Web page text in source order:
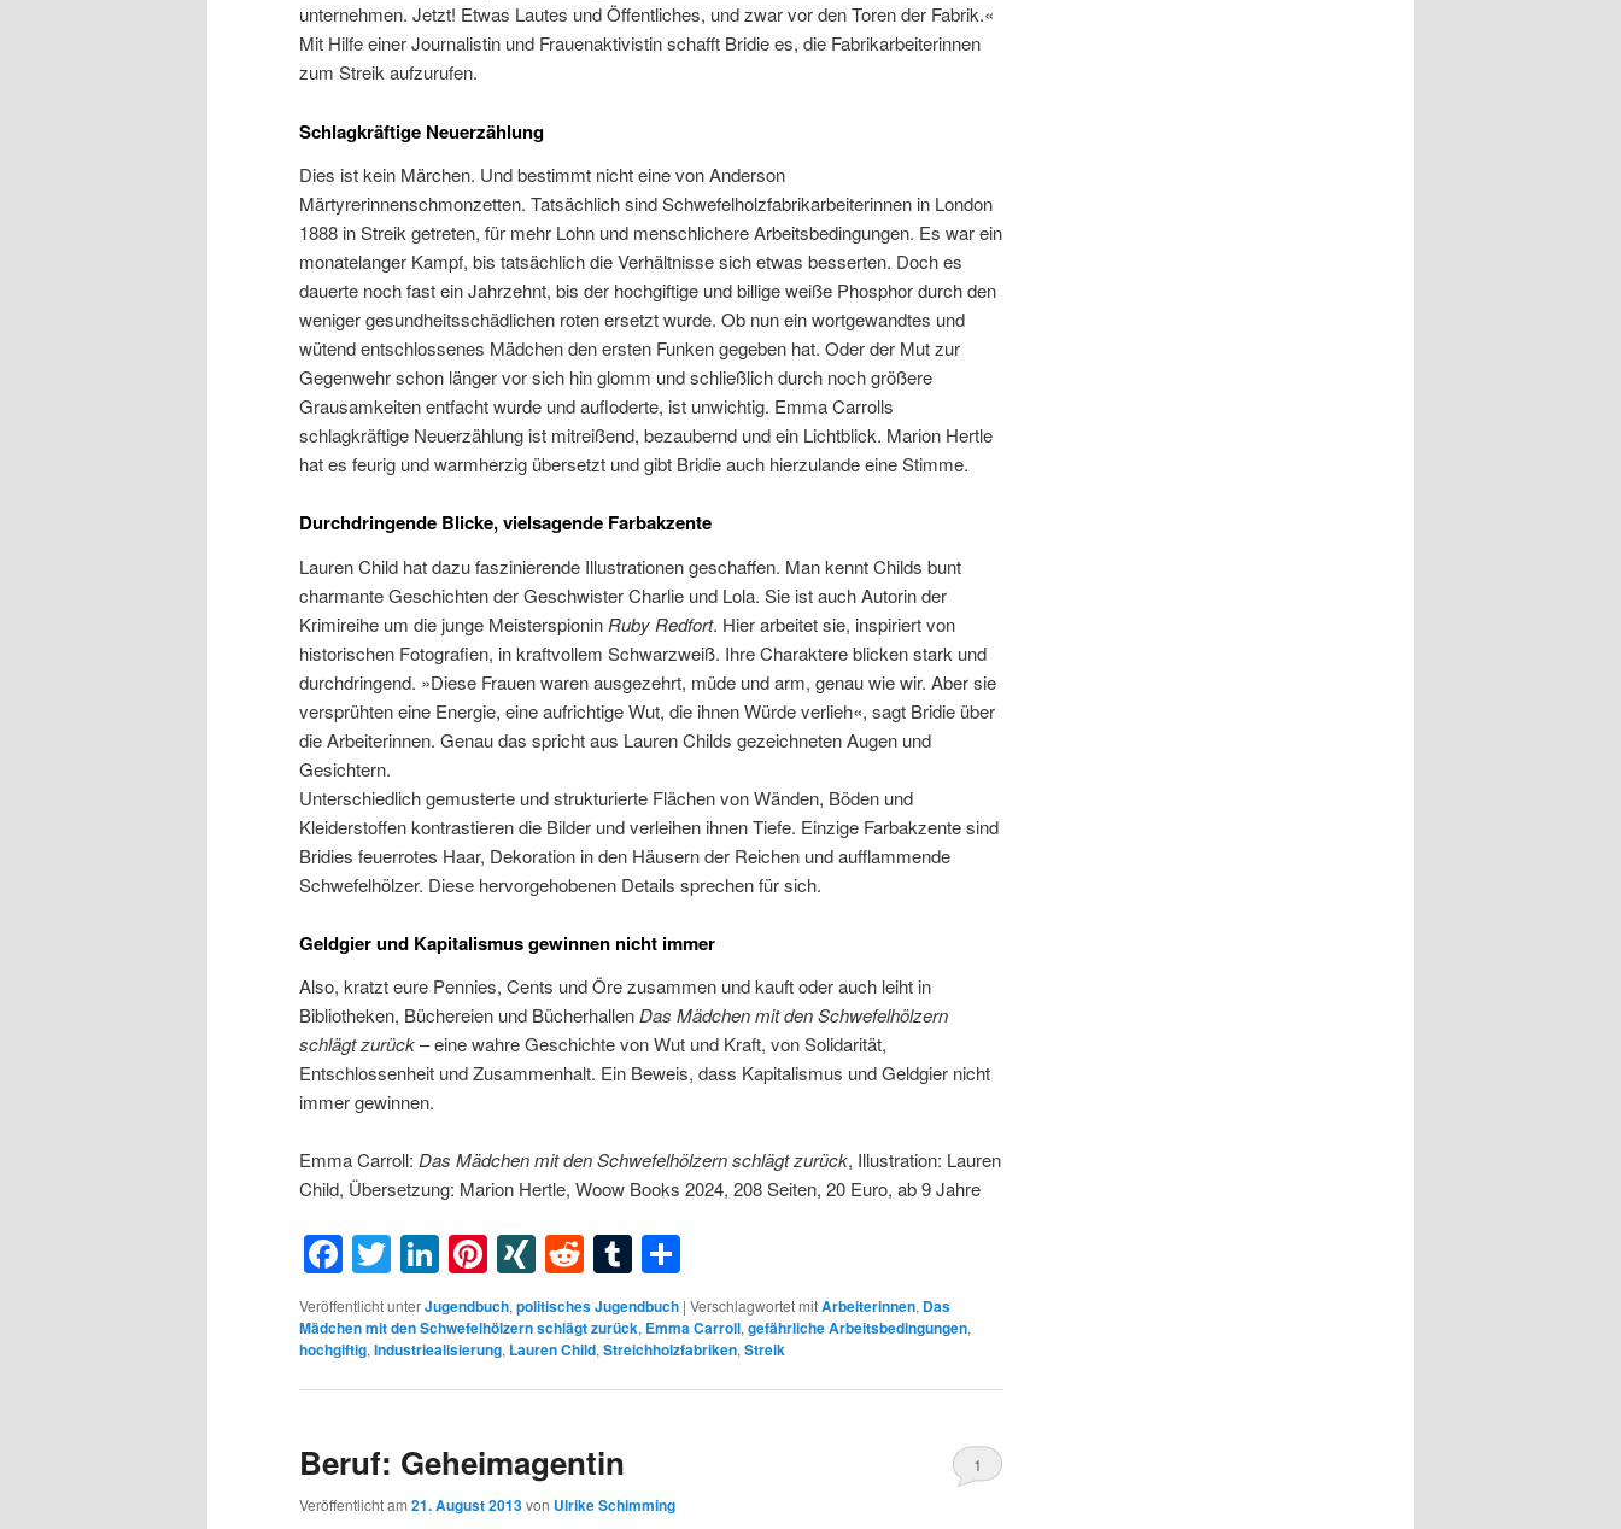
unternehmen. Jetzt! Etwas Lautes und Öffentliches, und zwar vor den Toren der Fabrik.«
Mit Hilfe einer Journalistin und Frauenaktivistin schafft Bridie es, die Fabrikarbeiterinnen
zum Streik aufzurufen.
Schlagkräftige Neuerzählung
Dies ist kein Märchen. Und bestimmt nicht eine von Anderson
Märtyrerinnenschmonzetten. Tatsächlich sind Schwefelholzfabrikarbeiterinnen in London
1888 in Streik getreten, für mehr Lohn und menschlichere Arbeitsbedingungen. Es war ein
monatelanger Kampf, bis tatsächlich die Verhältnisse sich etwas besserten. Doch es
dauerte noch fast ein Jahrzehnt, bis der hochgiftige und billige weiße Phosphor durch den
weniger gesundheitsschädlichen roten ersetzt wurde. Ob nun ein wortgewandtes und
wütend entschlossenes Mädchen den ersten Funken gegeben hat. Oder der Mut zur
Gegenwehr schon länger vor sich hin glomm und schließlich durch noch größere
Grausamkeiten entfacht wurde und aufloderte, ist unwichtig. Emma Carrolls
schlagkräftige Neuerzählung ist mitreißend, bezaubernd und ein Lichtblick. Marion Hertle
hat es feurig und warmherzig übersetzt und gibt Bridie auch hierzulande eine Stimme.
Durchdringende Blicke, vielsagende Farbakzente
Lauren Child hat dazu faszinierende Illustrationen geschaffen. Man kennt Childs bunt
charmante Geschichten der Geschwister Charlie und Lola. Sie ist auch Autorin der
Krimireihe um die junge Meisterspionin Ruby Redfort. Hier arbeitet sie, inspiriert von
historischen Fotografien, in kraftvollem Schwarzweiß. Ihre Charaktere blicken stark und
durchdringend. »Diese Frauen waren ausgezehrt, müde und arm, genau wie wir. Aber sie
versprühten eine Energie, eine aufrichtige Wut, die ihnen Würde verlieh«, sagt Bridie über
die Arbeiterinnen. Genau das spricht aus Lauren Childs gezeichneten Augen und
Gesichtern.
Unterschiedlich gemusterte und strukturierte Flächen von Wänden, Böden und
Kleiderstoffen kontrastieren die Bilder und verleihen ihnen Tiefe. Einzige Farbakzente sind
Bridies feuerrotes Haar, Dekoration in den Häusern der Reichen und aufflammende
Schwefelhölzer. Diese hervorgehobenen Details sprechen für sich.
Geldgier und Kapitalismus gewinnen nicht immer
Also, kratzt eure Pennies, Cents und Öre zusammen und kauft oder auch leiht in
Bibliotheken, Büchereien und Bücherhallen Das Mädchen mit den Schwefelhölzern
schlägt zurück– eine wahre Geschichte von Wut und Kraft, von Solidarität,
Entschlossenheit und Zusammenhalt. Ein Beweis, dass Kapitalismus und Geldgier nicht
immer gewinnen.
Emma Carroll: Das Mädchen mit den Schwefelhölzern schlägt zurück, Illustration: Lauren
Child, Übersetzung: Marion Hertle, Woow Books 2024, 208 Seiten, 20 Euro, ab 9 Jahre
Facebook
Twitter
LinkedIn
Pinterest
XINGRedditTumblr
Veröffentlicht unterJugendbuch, politisches Jugendbuch | Verschlagwortet mitArbeiterinnen, Das
Mädchen mit den Schwefelhölzern schlägt zurück, Emma Carroll, gefährliche Arbeitsbedingungen,
hochgiftig, Industriealisierung, Lauren Child, Streichholzfabriken, Streik
Beruf: Geheimagentin
Veröffentlicht am 21. August 2013von Ulrike Schimming
1